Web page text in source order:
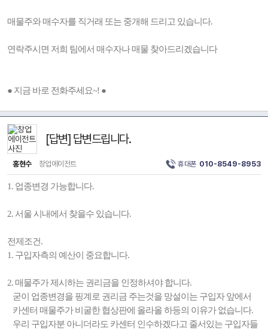
매물주와 매수자를 직거래 또는 중개해 드리고 있습니다.
연락주시면 저희 팀에서 매수자나 매물 찾아드리겠습니다
● 지금 바로 전화주세요~! ●
[답변] 답변드립니다.
홍현수 창업에이전트 휴대폰 010-8549-8953
1. 업종변경 가능합니다.
2. 서울 시내에서 찾을수 있습니다.
전제조건.
1. 구입자측의 예산이 중요합니다.
2. 매물주가 제시하는 권리금을 인정하셔야 합니다.
굳이 업종변경을 핑계로 권리금 주는것을 망설이는 구입자 앞에서
카센터 매물주가 비굴한 협상판에 올라올 하등의 이유가 없습니다.
우리 구입자분 아니더라도 카센터 인수하겠다고 줄서있는 구입자들